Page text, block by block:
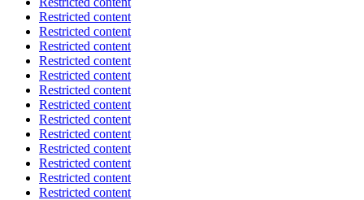
Restricted content
Restricted content
Restricted content
Restricted content
Restricted content
Restricted content
Restricted content
Restricted content
Restricted content
Restricted content
Restricted content
Restricted content
Restricted content